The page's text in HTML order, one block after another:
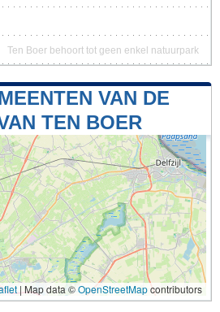
Ten Boer behoort tot geen enkel natuurpark
VAN DE
TEN BOER
|Map data ©OpenStreetMapcontributors